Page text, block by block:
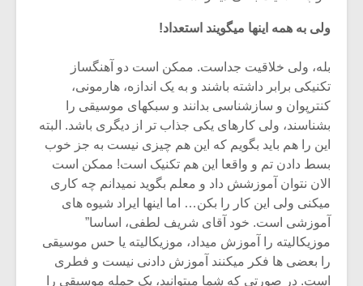
ولی به همه اینها میگویند استعداد!
بله، ولی خلاقیت جداست. ممکن است دو آهنگساز
تکنیکی برابر داشته باشند و به یک اندازه، هارمونی،
کنترپوان و سازشناسی بدانند و سبکهای موسیقی را
بشناسند، ولی کارهای یکی جذاب تر از دیگری باشد. البته
این را هم باید بگویم که این هم چیزی نیست به جز خوب
بسط دادن تم و واقعا این هم تکنیک است! ممکن است
الان نتوان آموزشش داد و معلم بگوید نمیدانم چه کاری
میکنی ولی این کار را بکن… اما اینها ایراد شیوه های
آموزشی است. خود آقای شریف لطفی، اساسا”
موزیکالیته را آموزش میداد، موزیکالیته یا حس موسیقی
را بعضی ها فکر میکنند آموزش دادنی نیست و فطری
است. در صورتی که شما میتوانید، یک جمله موسیقی را